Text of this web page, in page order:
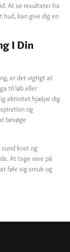
At se resultater fra
hud, kan give dig en
I Din
er det vigtigt at
til løb eller
aktivitet hjælpe dig
og
besøge
kost og
At tage vare på
føle sig smuk og